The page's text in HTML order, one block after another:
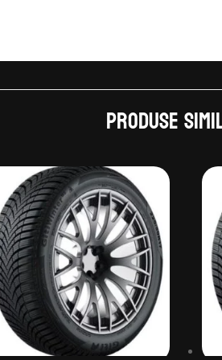
Produse